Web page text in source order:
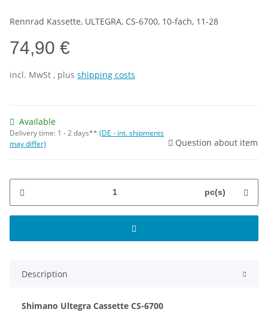
Rennrad Kassette, ULTEGRA, CS-6700, 10-fach, 11-28
74,90 €
incl. MwSt , plus shipping costs
Available
Delivery time: 1 - 2 days** (DE - int. shipments
may differ)
Question about item
pc(s)
Description
Shimano Ultegra Cassette CS-6700